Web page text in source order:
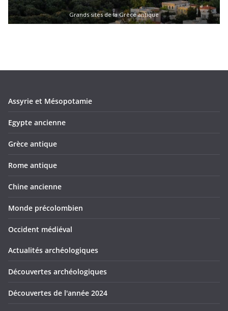
Grands sites de la Grèce antique
Assyrie et Mésopotamie
Egypte ancienne
Grèce antique
Rome antique
Chine ancienne
Monde précolombien
Occident médiéval
Actualités archéologiques
Découvertes archéologiques
Découvertes de l'année 2024